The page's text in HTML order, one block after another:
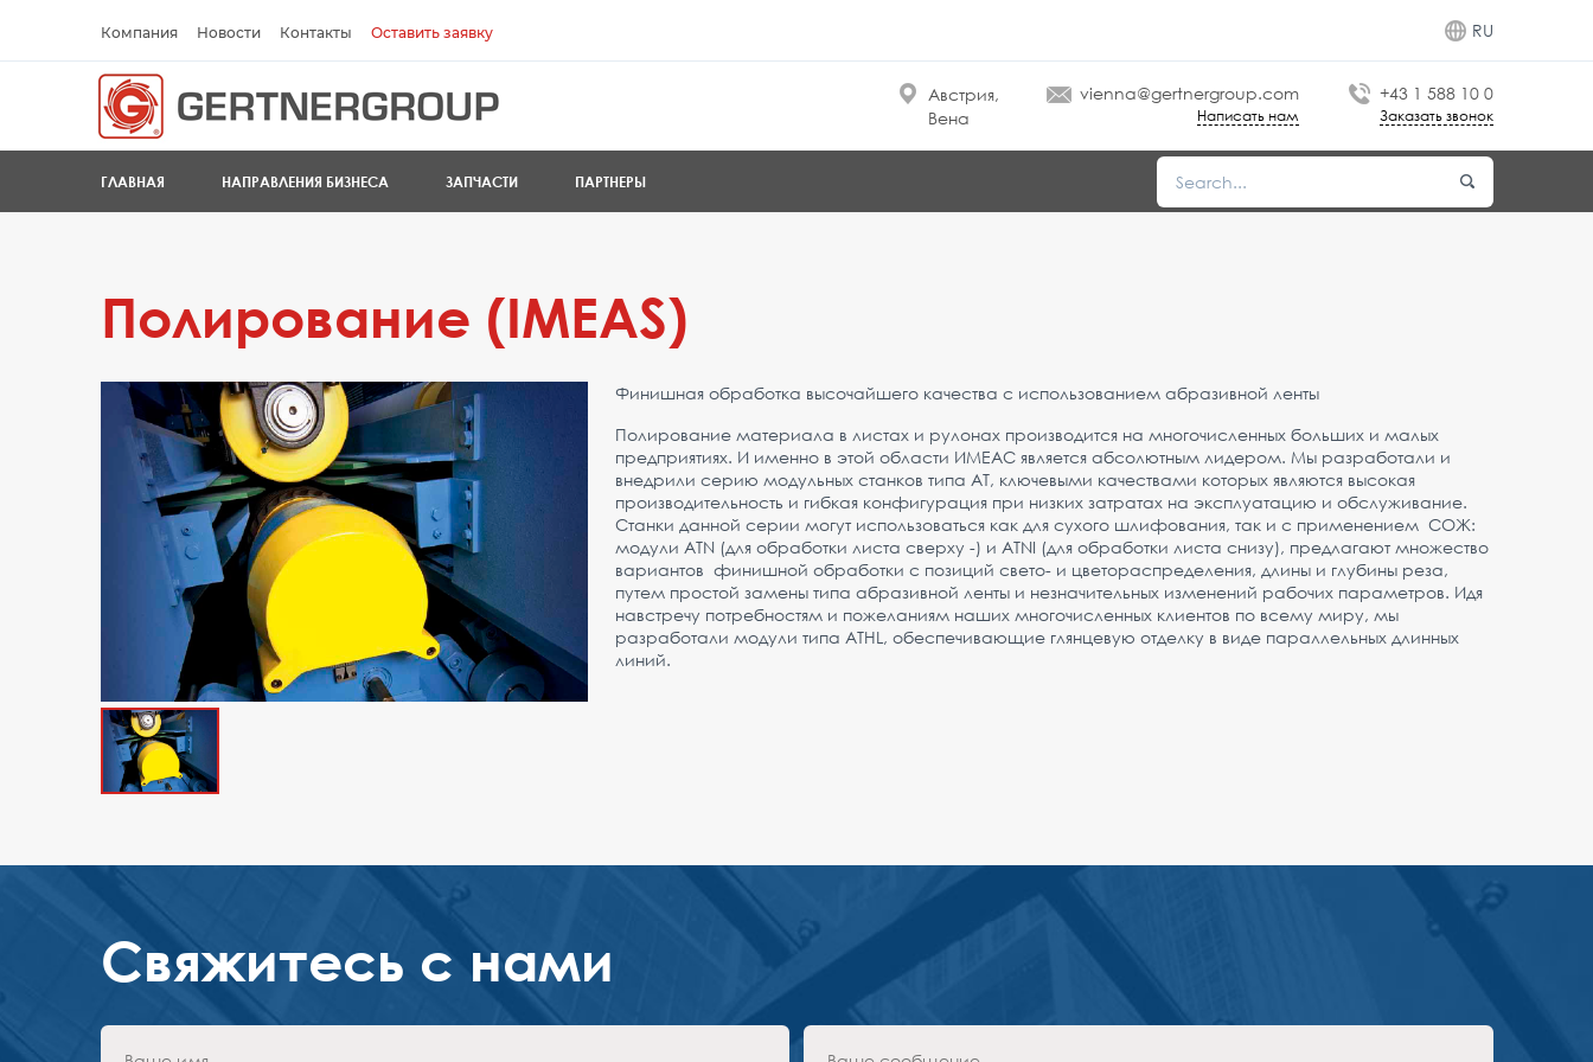
Компания Новости Контакты Оставить заявку RU
Австрия,
Вена
vienna@gertnergroup.com
Написать нам
+43 1 588 10 0
Заказать звонок
ГЛАВНАЯ НАПРАВЛЕНИЯ БИЗНЕСА ЗАПЧАСТИ ПАРТНЕРЫ
Полирование (IMEAS)
Финишная обработка высочайшего качества с использованием абразивной ленты
Полирование материала в листах и рулонах производится на многочисленных больших и малых
предприятиях. И именно в этой области ИМЕАС является абсолютным лидером. Мы разработали и
внедрили серию модульных станков типа АТ, ключевыми качествами которых являются высокая
производительность и гибкая конфигурация при низких затратах на эксплуатацию и обслуживание.
Станки данной серии могут использоваться как для сухого шлифования, так и с применением СОЖ:
модули ATN (для обработки листа сверху -) и ATNI (для обработки листа снизу), предлагают множество
вариантов финишной обработки с позиций свето- и цветораспределения, длины и глубины реза,
путем простой замены типа абразивной ленты и незначительных изменений рабочих параметров. Идя
навстречу потребностям и пожеланиям наших многочисленных клиентов по всему миру, мы
разработали модули типа ATHL, обеспечивающие глянцевую отделку в виде параллельных длинных
линий.
Свяжитесь с нами